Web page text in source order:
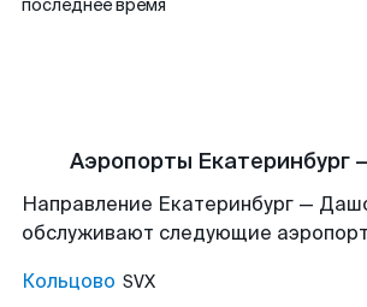
последнее время
Аэропорты Екатеринбург
Направление Екатеринбург —
обслуживают следующие
Кольцово SVX